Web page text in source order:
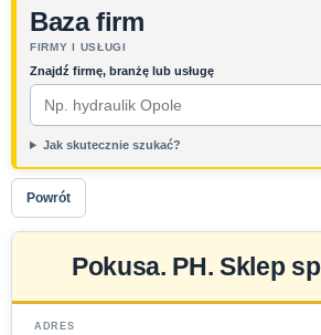
Baza firm
FIRMY I USŁUGI
Znajdź firmę, branżę lub usługę
Jak skutecznie szukać?
Powrót
Pokusa. PH. Sklep
ADRES